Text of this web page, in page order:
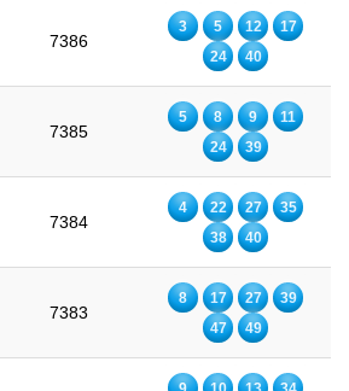
7386
3 5 12
17
24
40
7385
5 8 9
11
24
39
7384
4 22 27
35
38
40
7383
8 17 27
39
47
49